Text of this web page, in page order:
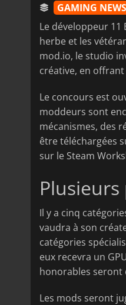
GAMING NEWS
Le développeur
herbe et les
mod.io, le studio
créative, en
Le concours est
moddeurs sont
mécanismes, des
être téléchargées
sur le Steam
Il y a cinq
vaudra à son
catégories
eux recevra un
honorables seront
Les mods seront